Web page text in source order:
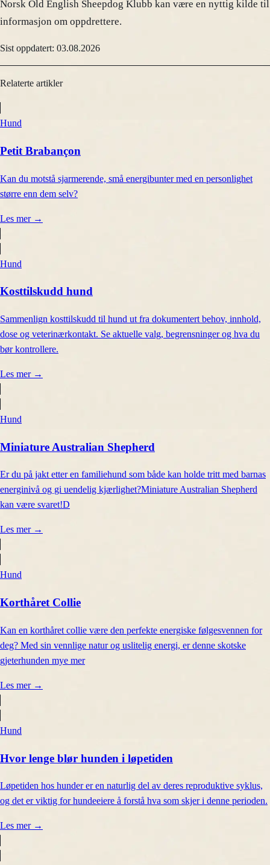
Norsk Old English Sheepdog Klubb kan være en nyttig kilde til
informasjon om oppdrettere.
Sist oppdatert: 03.08.2026
Relaterte artikler
Hund
Petit Brabançon
Kan du motstå sjarmerende, små energibunter med en personlighet
større enn dem selv?
Les mer →
Hund
Kosttilskudd hund
Sammenlign kosttilskudd til hund ut fra dokumentert behov, innhold,
dose og veterinærkontakt. Se aktuelle valg, begrensninger og hva du
bør kontrollere.
Les mer →
Hund
Miniature Australian Shepherd
Er du på jakt etter en familiehund som både kan holde tritt med barnas
energinivå og gi uendelig kjærlighet?Miniature Australian Shepherd
kan være svaret!D
Les mer →
Hund
Korthåret Collie
Kan en korthåret collie være den perfekte energiske følgesvennen for
deg? Med sin vennlige natur og uslitelig energi, er denne skotske
gjeterhunden mye mer
Les mer →
Hund
Hvor lenge blør hunden i løpetiden
Løpetiden hos hunder er en naturlig del av deres reproduktive syklus,
og det er viktig for hundeeiere å forstå hva som skjer i denne perioden.
Les mer →